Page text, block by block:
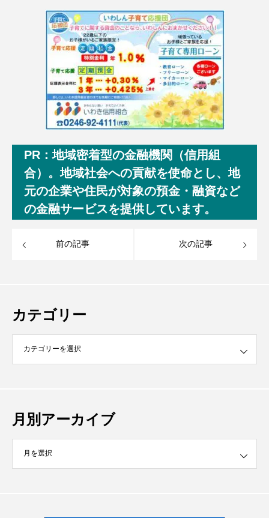
PR：地域密着型の金融機関（信用組
合）。地域社会への貢献を使命とし、地
元の企業や住民が対象の預金・融資など
の金融サービスを提供しています。
前の記事 次の記事
カテゴリー
月別アーカイブ